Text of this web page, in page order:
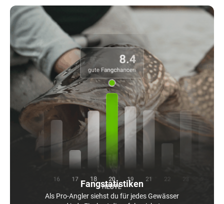
Fangstatistiken
Als Pro-Angler siehst du für jedes Gewässer